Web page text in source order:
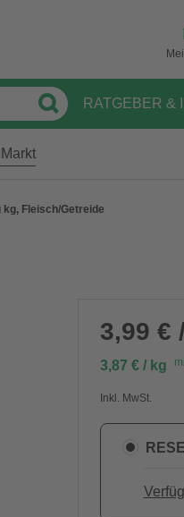
RATGEBER &
kg, Fleisch/Getreide
3,99 €
3,87 € / kg
Inkl. MwSt.